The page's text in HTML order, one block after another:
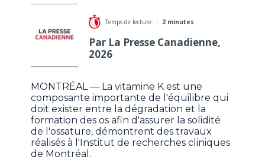
Temps de lecture : 2 minutes
Par La Presse Canadienne,
2026
MONTRÉAL — La vitamine K est une
composante importante de l'équilibre qui
doit exister entre la dégradation et la
formation des os afin d'assurer la solidité
de l'ossature, démontrent des travaux
réalisés à l'Institut de recherches cliniques
de Montréal.